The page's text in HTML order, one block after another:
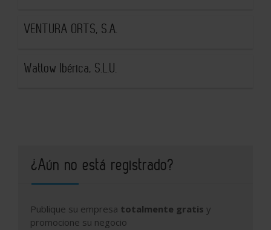
VENTURA ORTS, S.A.
Watlow Ibérica, S.L.U.
¿Aún no está registrado?
Publique su empresa totalmente gratis y
promocione su negocio